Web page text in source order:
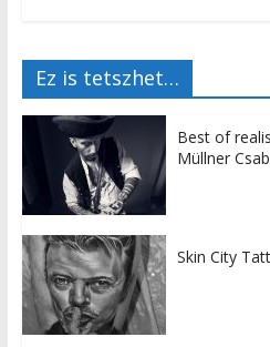
Ez is tetszhet…
Best of
Müllner
Skin City